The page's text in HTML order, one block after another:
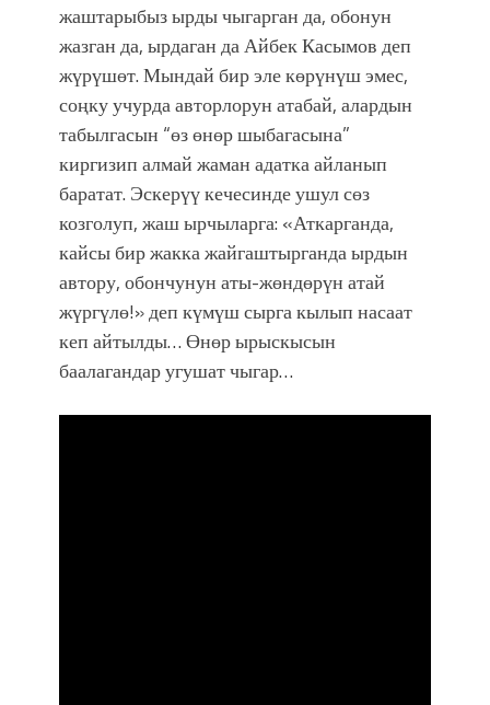
жаштарыбыз ырды чыгарган да, обонун
жазган да, ырдаган да Айбек Касымов деп
жүрүшөт. Мындай бир эле көрүнүш эмес,
соңку учурда авторлорун атабай, алардын
табылгасын “өз өнөр шыбагасына”
киргизип алмай жаман адатка айланып
баратат. Эскерүү кечесинде ушул сөз
козголуп, жаш ырчыларга: «Аткарганда,
кайсы бир жакка жайгаштырганда ырдын
автору, обончунун аты-жөндөрүн атай
жүргүлө!» деп күмүш сырга кылып насаат
кеп айтылды… Өнөр ырыскысын
баалагандар угушат чыгар…